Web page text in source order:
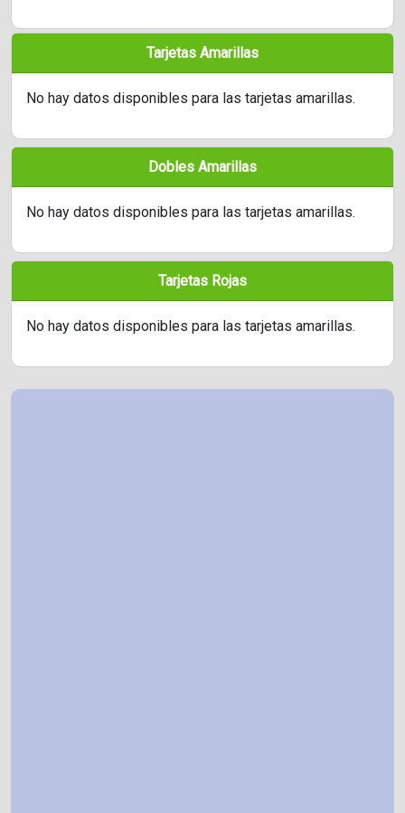
Tarjetas Amarillas
No hay datos disponibles para las tarjetas amarillas.
Dobles Amarillas
No hay datos disponibles para las tarjetas amarillas.
Tarjetas Rojas
No hay datos disponibles para las tarjetas amarillas.